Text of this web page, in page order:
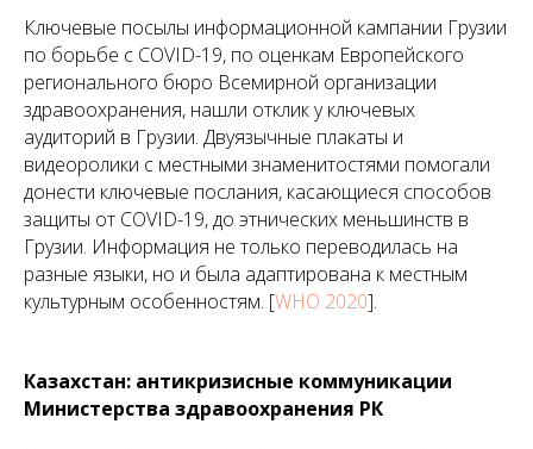
Ключевые посылы информационной кампании Грузии
по борьбе с COVID-19, по оценкам Европейского
регионального бюро Всемирной организации
здравоохранения, нашли отклик у ключевых
аудиторий в Грузии. Двуязычные плакаты и
видеоролики с местными знаменитостями помогали
донести ключевые послания, касающиеся способов
защиты от COVID-19, до этнических меньшинств в
Грузии. Информация не только переводилась на
разные языки, но и была адаптирована к местным
культурным особенностям. [WHO 2020].
Казахстан: антикризисные коммуникации
Министерства здравоохранения РК